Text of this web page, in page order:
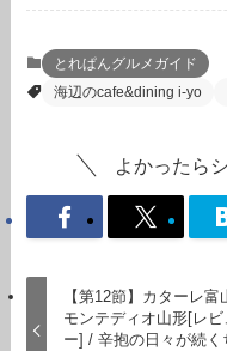
とれぱんグルメガイド
海辺のcafe&dining i-yo
よかったら
【第12節】カターレ富
モンテディオ山形[レビ
ー] / 辛抱の日々が続く